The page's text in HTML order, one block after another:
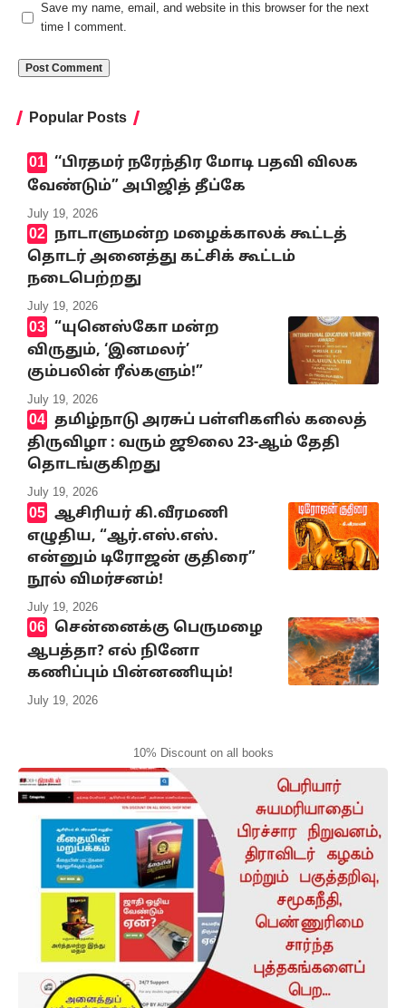
Save my name, email, and website in this browser for the next
time I comment.
Popular Posts
‘‘பிரதமர் நரேந்திர மோடி பதவி விலக
வேண்டும்” அபிஜித் தீப்கே
July 19, 2026
நாடாளுமன்ற மழைக்காலக் கூட்டத்
தொடர் அனைத்து கட்சிக் கூட்டம்
நடைபெற்றது
July 19, 2026
“யுனெஸ்கோ மன்ற
விருதும், ‘இனமலர்’
கும்பலின் ரீல்களும்!”
July 19, 2026
தமிழ்நாடு அரசுப் பள்ளிகளில் கலைத்
திருவிழா : வரும் ஜூலை 23-ஆம் தேதி
தொடங்குகிறது
July 19, 2026
ஆசிரியர் கி.வீரமணி
எழுதிய, “ஆர்.எஸ்.எஸ்.
என்னும் டிரோஜன் குதிரை”
நூல் விமர்சனம்!
July 19, 2026
சென்னைக்கு பெருமழை
ஆபத்தா? எல் நினோ
கணிப்பும் பின்னணியும்!
July 19, 2026
10% Discount on all books